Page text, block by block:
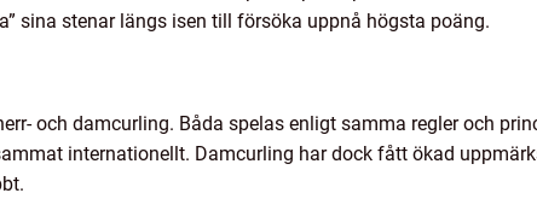
sina stenar längs isen till försöka uppnå högsta poäng.
och damcurling. Båda spelas enligt samma regler och
internationellt. Damcurling har dock fått ökad